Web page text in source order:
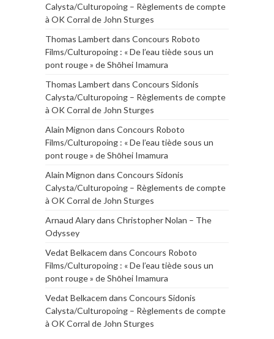
Calysta/Culturopoing – Règlements de compte
à OK Corral de John Sturges
Thomas Lambert dans Concours Roboto
Films/Culturopoing : « De l’eau tiède sous un
pont rouge » de Shōhei Imamura
Thomas Lambert dans Concours Sidonis
Calysta/Culturopoing – Règlements de compte
à OK Corral de John Sturges
Alain Mignon dans Concours Roboto
Films/Culturopoing : « De l’eau tiède sous un
pont rouge » de Shōhei Imamura
Alain Mignon dans Concours Sidonis
Calysta/Culturopoing – Règlements de compte
à OK Corral de John Sturges
Arnaud Alarydans Christopher Nolan – The
Odyssey
Vedat Belkacem dans Concours Roboto
Films/Culturopoing : « De l’eau tiède sous un
pont rouge » de Shōhei Imamura
Vedat Belkacem dans Concours Sidonis
Calysta/Culturopoing – Règlements de compte
à OK Corral de John Sturges